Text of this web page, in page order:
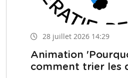
28 juillet 2026 14:29
Animation
comment trier les